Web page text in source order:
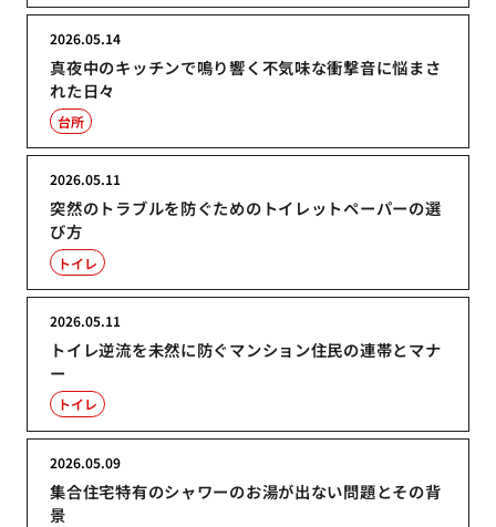
真夜中のキッチンで鳴り響く不気味な衝撃音に悩まさ
れた日々
2026.05.14
台所
突然のトラブルを防ぐためのトイレットペーパーの選
び方
2026.05.11
トイレ
トイレ逆流を未然に防ぐマンション住民の連帯とマナ
ー
2026.05.11
トイレ
集合住宅特有のシャワーのお湯が出ない問題とその背
景
2026.05.09